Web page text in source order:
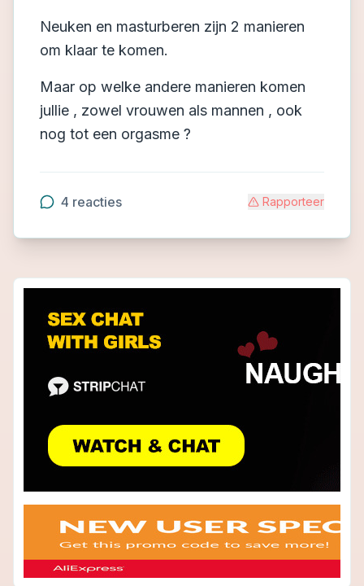
Neuken en masturberen zijn 2 manieren
om klaar te komen.
Maar op welke andere manieren komen
jullie , zowel vrouwen als mannen , ook
nog tot een orgasme ?
4 reacties Rapporteer